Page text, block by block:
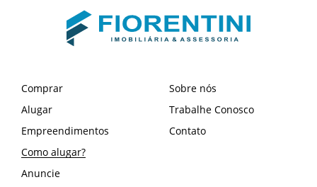
Comprar
Alugar
Empreendimentos
Como alugar?
Sobre nós
Trabalhe Conosco
Contato
Anuncie